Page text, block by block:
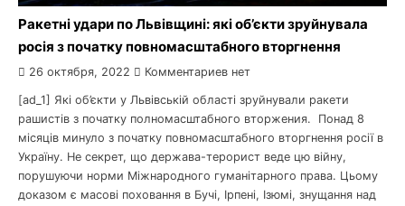
Ракетні удари по Львівщині: які об’єкти зруйнувала
росія з початку повномасштабного вторгнення
26 октября, 2022 Комментариев нет
[ad_1] Які об’єкти у Львівській області зруйнували ракети
рашистів з початку полномасштабного вторжения. Понад 8
місяців минуло з початку повномасштабного вторгнення росії в
Україну. Не секрет, що держава-терорист веде цю війну,
порушуючи норми Міжнародного гуманітарного права. Цьому
доказом є масові поховання в Бучі, Ірпені, Ізюмі, знущання над